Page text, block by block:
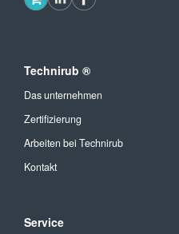
Technirub ®
Das unternehmen
Zertifizierung
Arbeiten bei Technirub
Kontakt
Service